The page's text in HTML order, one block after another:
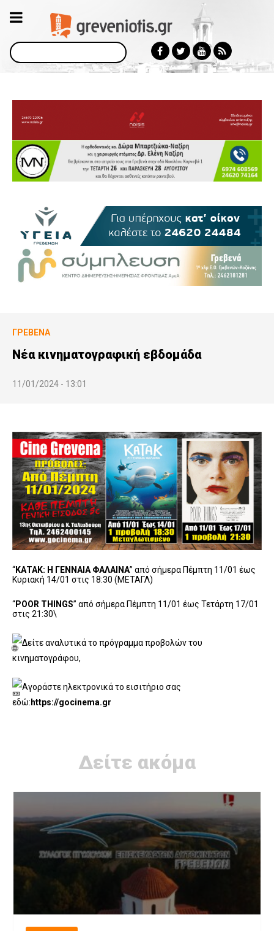
Αναζήτηση
ΓΡΕΒΕΝΆ
Νέα κινηματογραφική εβδομάδα
11/01/2024 - 13:01
“ΚΑΤΑΚ: Η ΓΕΝΝΑΙΑ ΦΑΛΑΙΝΑ” από σήμερα Πέμπτη 11/01 έως
Κυριακή 14/01 στις 18:30 (ΜΕΤΑΓΛ)
“POOR THINGS” από σήμερα Πέμπτη 11/01 έως Τετάρτη 17/01
στις 21:30\
Δείτε αναλυτικά το πρόγραμμα προβολών του
κινηματογράφου,
Αγοράστε ηλεκτρονικά το εισιτήριο σας
εδώ: https://gocinema.gr
Δείτε ακόμα